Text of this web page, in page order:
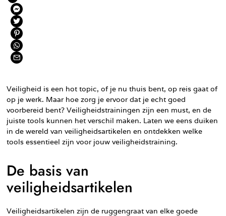
Veiligheid is een hot topic, of je nu thuis bent, op reis gaat of
op je werk. Maar hoe zorg je ervoor dat je echt goed
voorbereid bent? Veiligheidstrainingen zijn een must, en de
juiste tools kunnen het verschil maken. Laten we eens duiken
in de wereld van veiligheidsartikelen en ontdekken welke
tools essentieel zijn voor jouw veiligheidstraining.
De basis van
veiligheidsartikelen
Veiligheidsartikelen zijn de ruggengraat van elke goede